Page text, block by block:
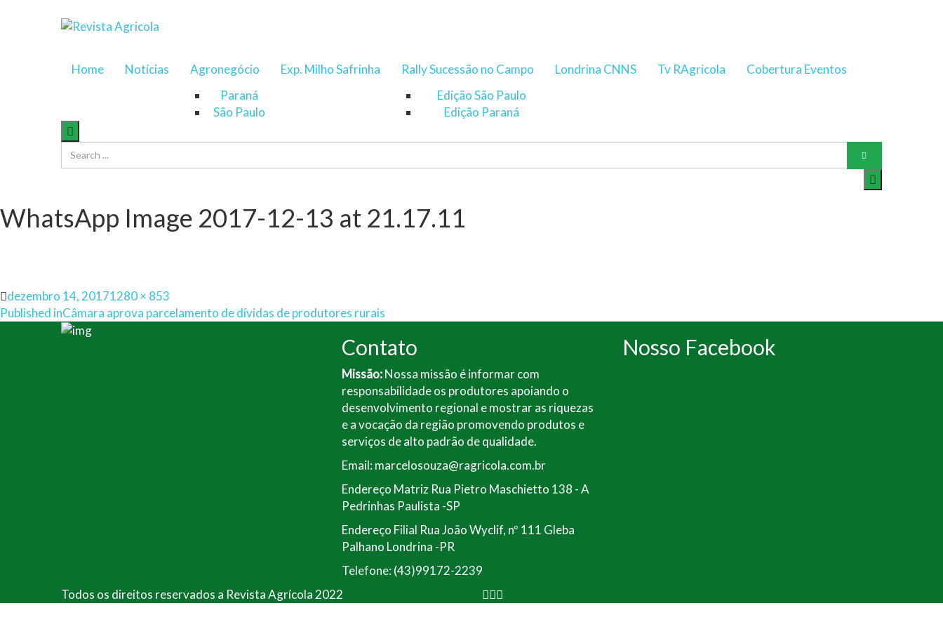
Home Notícias
Agronegócio
Paraná
São Paulo
Exp. Milho Safrinha
Rally Sucessão no Campo
Edição São Paulo
Edição Paraná
Londrina CNNS Tv RAgricola Cobertura Eventos
WhatsApp Image 2017-12-13 at 21.17.11
Posted
on
dezembro 14, 2017Full
size
1280 × 853
Navegação
Published inCâmara aprova parcelamento de dívidas de produtores rurais
Contato
Missão:Nossa missão é informar com
responsabilidade os produtores apoiando o
desenvolvimento regional e mostrar as riquezas
e a vocação da região promovendo produtos e
serviços de alto padrão de qualidade.
Email: marcelosouza@ragricola.com.br
Endereço Matriz Rua Pietro Maschietto 138 - A
Pedrinhas Paulista -SP
Endereço Filial Rua João Wyclif, nº 111 Gleba
Palhano Londrina -PR
Telefone: (43)99172-2239
Nosso Facebook
Todos os direitos reservados a Revista Agrícola 2022